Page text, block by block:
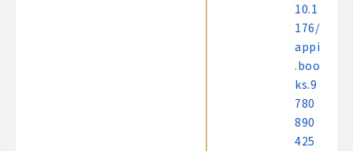
10.1
176/
appi
.boo
ks.9
780
890
425